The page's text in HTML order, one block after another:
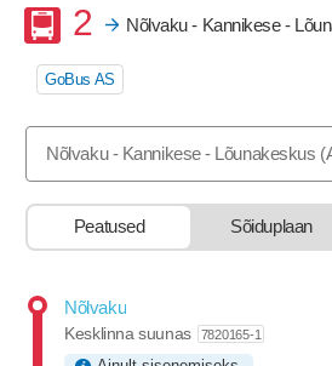
Buss
2 Nõlvaku - Kannikese -
GoBus AS
Nõlvaku - Kannikese - Lõunakeskus
Peatused Sõiduplaan
Nõlvaku
Kesklinna suunas 7820165-1